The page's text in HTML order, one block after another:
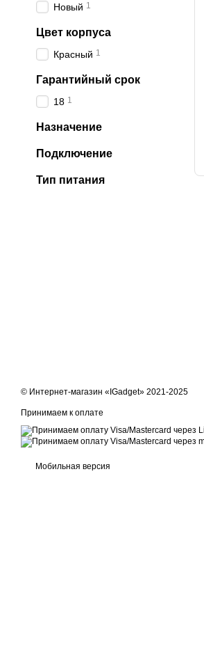
Новый 1
Цвет корпуса
Красный 1
Гарантийный срок
18 1
Назначение
Подключение
Тип питания
© Интернет-магазин «IGadget» 2021-2025
Принимаем к оплате
Мобильная версия